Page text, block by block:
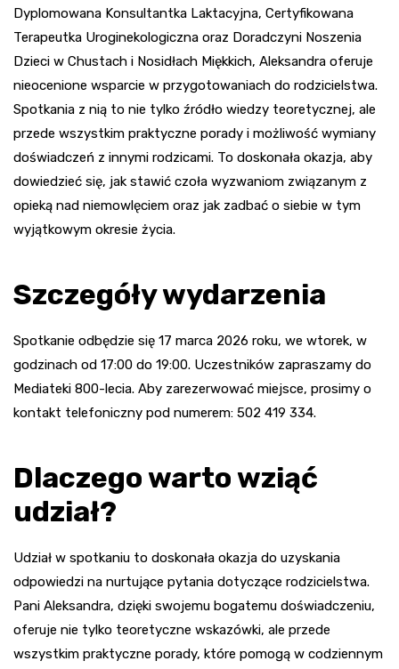
Dyplomowana Konsultantka Laktacyjna, Certyfikowana
Terapeutka Uroginekologiczna oraz Doradczyni Noszenia
Dzieci w Chustach i Nosidłach Miękkich, Aleksandra oferuje
nieocenione wsparcie w przygotowaniach do rodzicielstwa.
Spotkania z nią to nie tylko źródło wiedzy teoretycznej, ale
przede wszystkim praktyczne porady i możliwość wymiany
doświadczeń z innymi rodzicami. To doskonała okazja, aby
dowiedzieć się, jak stawić czoła wyzwaniom związanym z
opieką nad niemowlęciem oraz jak zadbać o siebie w tym
wyjątkowym okresie życia.
Szczegóły wydarzenia
Spotkanie odbędzie się 17 marca 2026 roku, we wtorek, w
godzinach od 17:00 do 19:00. Uczestników zapraszamy do
Mediateki 800-lecia. Aby zarezerwować miejsce, prosimy o
kontakt telefoniczny pod numerem: 502 419 334.
Dlaczego warto wziąć
udział?
Udział w spotkaniu to doskonała okazja do uzyskania
odpowiedzi na nurtujące pytania dotyczące rodzicielstwa.
Pani Aleksandra, dzięki swojemu bogatemu doświadczeniu,
oferuje nie tylko teoretyczne wskazówki, ale przede
wszystkim praktyczne porady, które pomogą w codziennym